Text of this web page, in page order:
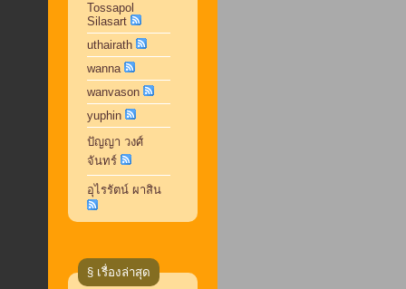
Tossapol
Silasart
uthairath
wanna
wanvason
yuphin
ปัญญา วงศ์
จันทร์
อุไรรัตน์ ผาสิน
§ เรื่องล่าสุด